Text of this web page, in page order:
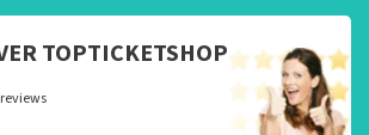
TOPTICKETSHOP
reviews